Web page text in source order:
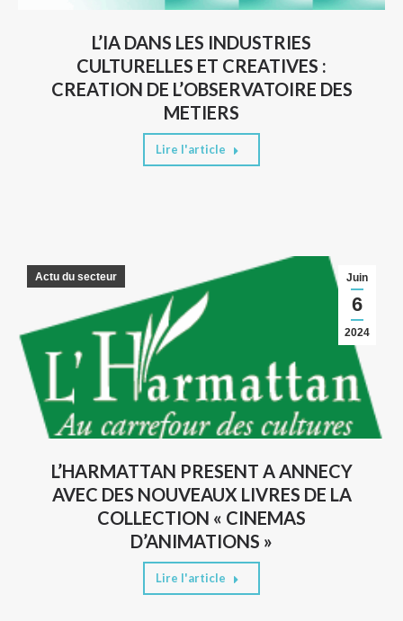
L’IA DANS LES INDUSTRIES
CULTURELLES ET CREATIVES :
CREATION DE L’OBSERVATOIRE DES
METIERS
Lire l'article
L’HARMATTAN PRESENT A ANNECY
AVEC DES NOUVEAUX LIVRES DE LA
COLLECTION « CINEMAS
D’ANIMATIONS »
Juin
6
2024
Actu du secteur
Lire l'article